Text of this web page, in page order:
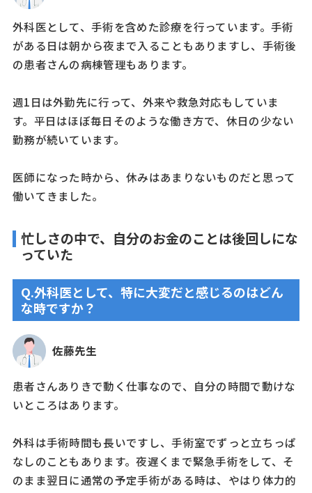
外科医として、手術を含めた診療を行っています。手術
がある日は朝から夜まで入ることもありますし、手術後
の患者さんの病棟管理もあります。
週1日は外勤先に行って、外来や救急対応もしていま
す。平日はほぼ毎日そのような働き方で、休日の少ない
勤務が続いています。
医師になった時から、休みはあまりないものだと思って
働いてきました。
忙しさの中で、自分のお金のことは後回しにな
っていた
Q.外科医として、特に大変だと感じるのはどん
な時ですか？
佐藤先生
患者さんありきで動く仕事なので、自分の時間で動けな
いところはあります。
外科は手術時間も長いですし、手術室でずっと立ちっぱ
なしのこともあります。夜遅くまで緊急手術をして、そ
のまま翌日に通常の予定手術がある時は、やはり体力的